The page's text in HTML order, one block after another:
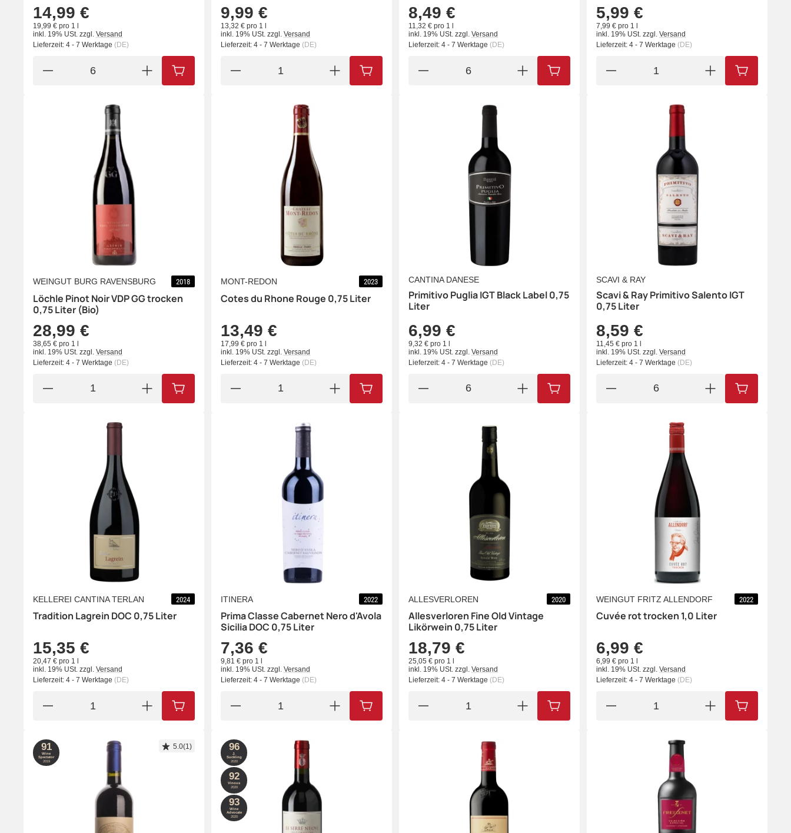
14,99 €
19,99 € pro 1 l
inkl. 19% USt. zzgl. Versand
Lieferzeit: 4 - 7 Werktage (DE)
IN DEN WARENKORB
9,99 €
13,32 € pro 1 l
inkl. 19% USt. zzgl. Versand
Lieferzeit: 4 - 7 Werktage (DE)
IN DEN WARENKORB
8,49 €
11,32 € pro 1 l
inkl. 19% USt. zzgl. Versand
Lieferzeit: 4 - 7 Werktage (DE)
IN DEN WARENKORB
5,99 €
7,99 € pro 1 l
inkl. 19% USt. zzgl. Versand
Lieferzeit: 4 - 7 Werktage (DE)
IN DEN
WEINGUT BURG RAVENSBURG 2018
Löchle Pinot Noir VDP GG trocken
0,75 Liter (Bio)
28,99 €
38,65 € pro 1 l
inkl. 19% USt. zzgl. Versand
Lieferzeit: 4 - 7 Werktage (DE)
IN DEN WARENKORB
MONT-REDON 2023
Cotes du Rhone Rouge 0,75 Liter
13,49 €
17,99 € pro 1 l
inkl. 19% USt. zzgl. Versand
Lieferzeit: 4 - 7 Werktage (DE)
IN DEN WARENKORB
CANTINA DANESE
Primitivo Puglia IGT Black Label 0,75
Liter
6,99 €
9,32 € pro 1 l
inkl. 19% USt. zzgl. Versand
Lieferzeit: 4 - 7 Werktage (DE)
IN DEN WARENKORB
SCAVI & RAY
Scavi & Ray Primitivo Salento IGT
0,75 Liter
8,59 €
11,45 € pro 1 l
inkl. 19% USt. zzgl. Versand
Lieferzeit: 4 - 7 Werktage (DE)
IN DEN
KELLEREI CANTINA TERLAN 2024
Tradition Lagrein DOC 0,75 Liter
15,35 €
20,47 € pro 1 l
inkl. 19% USt. zzgl. Versand
Lieferzeit: 4 - 7 Werktage (DE)
IN DEN WARENKORB
ITINERA 2022
Prima Classe Cabernet Nero d'Avola
Sicilia DOC 0,75 Liter
7,36 €
9,81 € pro 1 l
inkl. 19% USt. zzgl. Versand
Lieferzeit: 4 - 7 Werktage (DE)
IN DEN WARENKORB
ALLESVERLOREN 2020
Allesverloren Fine Old Vintage
Likörwein 0,75 Liter
18,79 €
25,05 € pro 1 l
inkl. 19% USt. zzgl. Versand
Lieferzeit: 4 - 7 Werktage (DE)
IN DEN WARENKORB
WEINGUT FRITZ ALLENDORF 2022
Cuvée rot trocken 1,0 Liter
6,99 €
6,99 € pro 1 l
inkl. 19% USt. zzgl. Versand
Lieferzeit: 4 - 7 Werktage (DE)
IN DEN
91
Wine
Spectator
2019
5.0(1) 96
J.
Suckling
2020
92
Vinous
2020
93
Wine
Advocate
2020